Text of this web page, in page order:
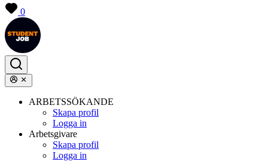
0
ARBETSSÖKANDE
Skapa profil
Logga in
Arbetsgivare
Skapa profil
Logga in